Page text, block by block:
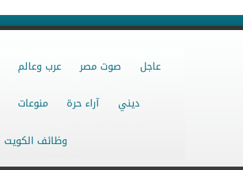
عاجل صوت مصر عرب وعالم
ديني آراء حرة منوعات
وظائف الكويت